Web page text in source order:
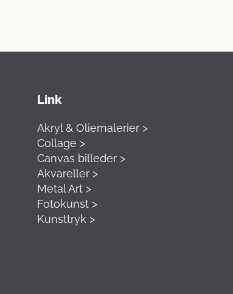
Link
Akryl & Oliemalerier >
Collage >
Canvas billeder >
Akvareller >
Metal Art >
Fotokunst >
Kunsttryk >